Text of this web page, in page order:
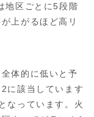
地区ごとに5段階
上がるほど高リ
体的に低いと予
に該当しています
なっています。火